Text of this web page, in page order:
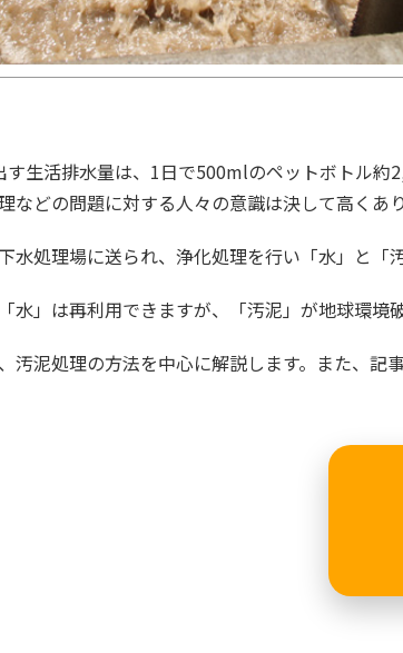
す生活排水量は、1日で500mlのペットボトル
などの問題に対する人々の意識は決して高くあ
水処理場に送られ、浄化処理を行い「水」と「
水」は再利用できますが、「汚泥」が地球環境
汚泥処理の方法を中心に解説します。また、記